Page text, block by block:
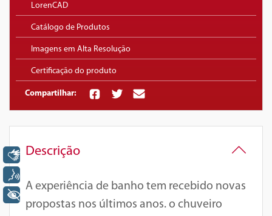
LorenCAD
Catálogo de Produtos
Imagens em Alta Resolução
Certificação do produto
Compartilhar:
Descrição
A experiência de banho tem recebido novas
propostas nos últimos anos. o chuveiro
Libras
+ Acessibilidade